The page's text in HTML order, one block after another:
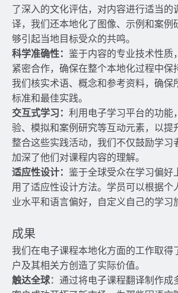
了深入的文化评估，对内容进行适当的
译，我们还本地化了图像、示例和案例
够引起当地目标受众的共鸣。
科学准确性： 鉴于内容的专业技术性质
紧密合作，确保在整个本地化过程中保
我们核实术语、概念和参考资料，确保
标准和最佳实践。
交互式学习： 利用电子学习平台的功能
验、模拟和案例研究等互动元素，以提
整合这些实践活动，我们不仅鼓励学习
加深了他们对课程内容的理解。
适应性设计： 鉴于全球受众在学习偏好
用了适应性设计方法。学员可以根据个
业水平和语言偏好，自定义自己的学习
成果
我们在电子课程本地化方面的工作取得
户及其相关方创造了实际价值。
触达全球： 通过将电子课程翻译制作成